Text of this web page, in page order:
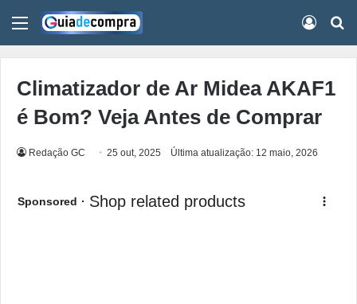
Menu
Climatizador de Ar Midea AKAF1
é Bom? Veja Antes de Comprar
Redação GC 25 out, 2025 Última atualização: 12 maio, 2026